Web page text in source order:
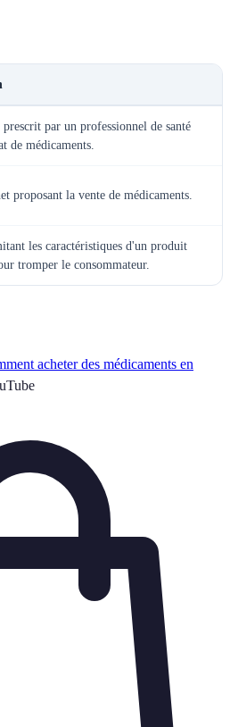
par un professionnel de santé
de médicaments.
proposant la vente de médicaments.
les caractéristiques d'un produit
tromper le consommateur.
acheter des médicaments en